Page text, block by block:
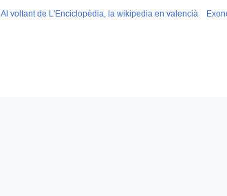
Al voltant de L'Enciclopèdia, la wikipedia en valencià